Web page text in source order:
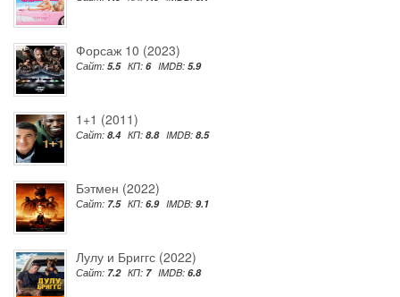
Форсаж 10 (2023)
Сайт: 5.5 КП: 6 IMDB: 5.9
1+1 (2011)
Сайт: 8.4 КП: 8.8 IMDB: 8.5
Бэтмен (2022)
Сайт: 7.5 КП: 6.9 IMDB: 9.1
Лулу и Бриггс (2022)
Сайт: 7.2 КП: 7 IMDB: 6.8